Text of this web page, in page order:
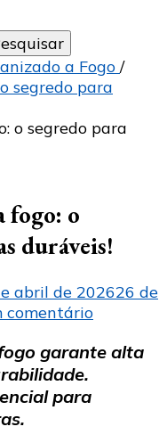
a Fogo /
segredo para
fogo: o
duráveis!
abril de 202626 de
comentárioem
garante alta
para